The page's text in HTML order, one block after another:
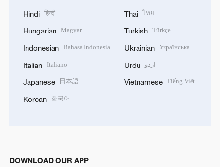
Hindi हिन्दी
Hungarian Magyar
Indonesian Bahasa Indonesia
Italian Italiano
Japanese 日本語
Korean 한국어
Thai ไทย
Turkish Türkçe
Ukrainian Українська
Urdu اردو
Vietnamese Tiếng Việt
DOWNLOAD OUR APP